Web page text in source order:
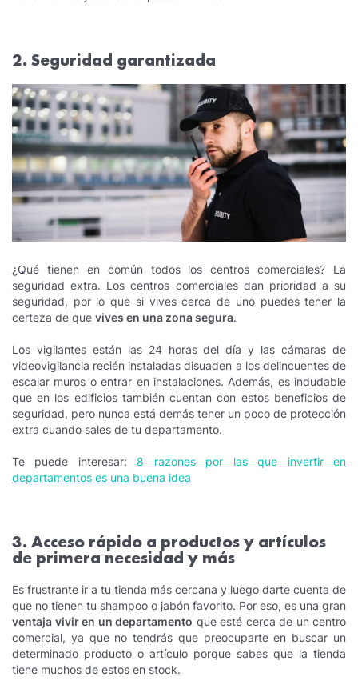
2. Seguridad garantizada
¿Qué tienen en común todos los centros comerciales? La
seguridad extra. Los centros comerciales dan prioridad a su
seguridad, por lo que si vives cerca de uno puedes tener la
certeza de que vives en una zona segura.
Los vigilantes están las 24 horas del día y las cámaras de
videovigilancia recién instaladas disuaden a los delincuentes de
escalar muros o entrar en instalaciones. Además, es indudable
que en los edificios también cuentan con estos beneficios de
seguridad, pero nunca está demás tener un poco de protección
extra cuando sales de tu departamento.
Te puede interesar:8 razones por las que invertir en
departamentos es una buena idea
3. Acceso rápido a productos y artículos
de primera necesidad y más
Es frustrante ir a tu tienda más cercana y luego darte cuenta de
que no tienen tu shampoo o jabón favorito. Por eso, es una gran
ventaja vivir en un departamento que esté cerca de un centro
comercial, ya que no tendrás que preocuparte en buscar un
determinado producto o artículo porque sabes que la tienda
tiene muchos de estos en stock.